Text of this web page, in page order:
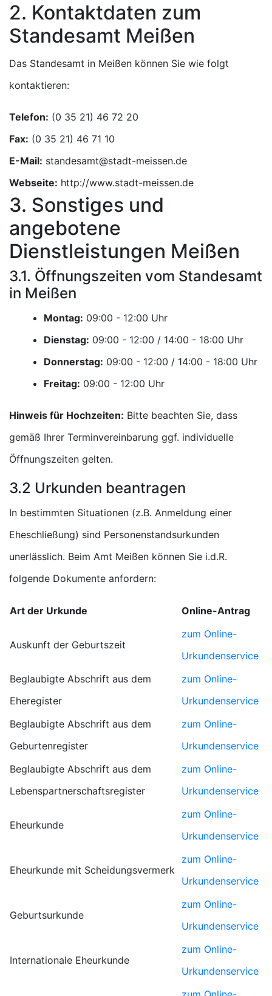
2. Kontaktdaten zum
Standesamt Meißen
Das Standesamt in Meißen können Sie wie folgt
kontaktieren:
Telefon:
Fax:
E-Mail:
Webseite: http://www.stadt-meissen.de
3. Sonstiges und
angebotene
Dienstleistungen Meißen
3.1. Öffnungszeiten vom Standesamt
in Meißen
Montag:
Uhr
Dienstag:
Uhr
Donnerstag:
Uhr
Freitag:
Uhr
Hinweis für Hochzeiten: Bitte beachten Sie, dass
gemäß Ihrer Terminvereinbarung ggf. individuelle
Öffnungszeiten gelten.
3.2 Urkunden beantragen
In bestimmten Situationen (z.B. Anmeldung einer
Eheschließung) sind Personenstandsurkunden
unerlässlich. Beim Amt Meißen können Sie i.d.R.
folgende Dokumente anfordern:
Art der Urkunde Online-Antrag
Auskunft der Geburtszeit
zum Online-
Urkundenservice
Beglaubigte Abschrift aus dem
Eheregister
zum Online-
Urkundenservice
Beglaubigte Abschrift aus dem
Geburtenregister
zum Online-
Urkundenservice
Beglaubigte Abschrift aus dem
Lebenspartnerschaftsregister
zum Online-
Urkundenservice
Eheurkunde
zum Online-
Urkundenservice
Eheurkunde mit Scheidungsvermerk
zum Online-
Urkundenservice
Geburtsurkunde
zum Online-
Urkundenservice
Internationale Eheurkunde
zum Online-
Urkundenservice